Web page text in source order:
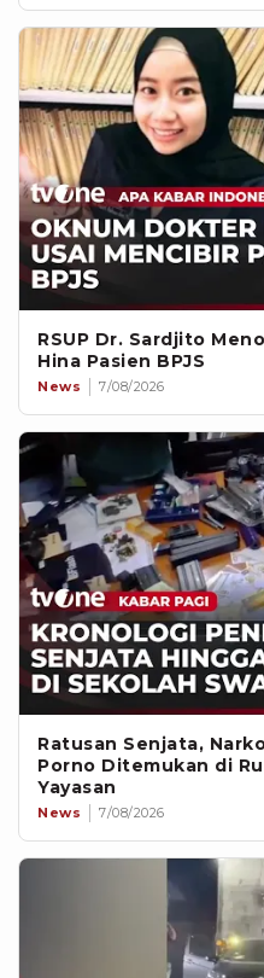
RSUP Dr. Sardjito
Hina Pasien BPJS
News 7/08/2026
Ratusan Senjata,
Porno Ditemukan di
Yayasan
News 7/08/2026